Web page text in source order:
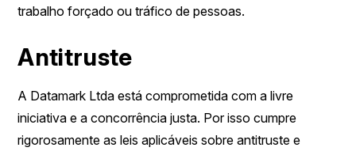
trabalho forçado ou tráfico de pessoas.
Antitruste
A Datamark Ltda está comprometida com a livre
iniciativa e a concorrência justa. Por isso cumpre
rigorosamente as leis aplicáveis sobre antitruste e